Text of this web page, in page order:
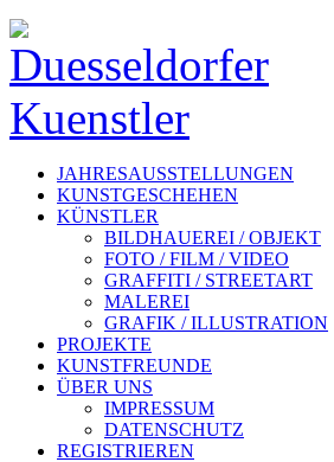
JAHRESAUSSTELLUNGEN
KUNSTGESCHEHEN
KÜNSTLER
BILDHAUEREI / OBJEKT
FOTO / FILM / VIDEO
GRAFFITI / STREETART
MALEREI
GRAFIK / ILLUSTRATION
PROJEKTE
KUNSTFREUNDE
ÜBER UNS
IMPRESSUM
DATENSCHUTZ
REGISTRIEREN